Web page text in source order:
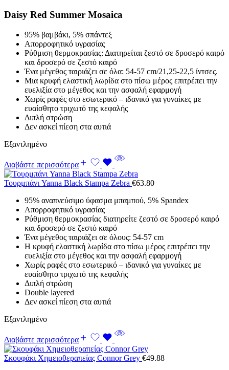
Daisy Red Summer Mosaica
95% βαμβάκι, 5% σπάντεξ
Απορροφητικό υγρασίας
Ρύθμιση θερμοκρασίας: Διατηρείται ζεστό σε δροσερό καιρό
και δροσερό σε ζεστό καιρό
Ένα μέγεθος ταιριάζει σε όλα: 54-57 cm/21,25-22,5 ίντσες.
Μια κρυφή ελαστική λωρίδα στο πίσω μέρος επιτρέπει την
ευελιξία στο μέγεθος και την ασφαλή εφαρμογή
Χωρίς ραφές στο εσωτερικό – ιδανικό για γυναίκες με
ευαίσθητο τριχωτό της κεφαλής
Διπλή στρώση
Δεν ασκεί πίεση στα αυτιά
Εξαντλημένο
Διαβάστε περισσότερα
Τουρμπάνι Yanna Black Stampa Zebra €63.80
95% αναπνεύσιμο ύφασμα μπαμπού, 5% Spandex
Απορροφητικό υγρασίας
Ρύθμιση θερμοκρασίας διατηρείτε ζεστό σε δροσερό καιρό
και δροσερό σε ζεστό καιρό
Ένα μέγεθος ταιριάζει σε όλους: 54-57 cm
Η κρυφή ελαστική λωρίδα στο πίσω μέρος επιτρέπει την
ευελιξία στο μέγεθος και την ασφαλή εφαρμογή
Χωρίς ραφές στο εσωτερικό – ιδανικό για γυναίκες με
ευαίσθητο τριχωτό της κεφαλής
Διπλή στρώση
Double layered
Δεν ασκεί πίεση στα αυτιά
Εξαντλημένο
Διαβάστε περισσότερα
Σκουφάκι Χημειοθεραπείας Connor Grey €49.88